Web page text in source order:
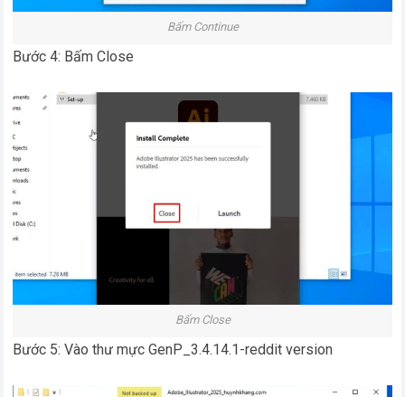
Bấm Continue
Bước 4: Bấm Close
Bấm Close
Bước 5: Vào thư mực GenP_3.4.14.1-reddit version